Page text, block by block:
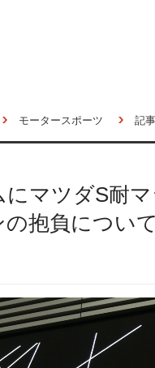
モータースポーツ 記事
マツダS耐
抱負につい